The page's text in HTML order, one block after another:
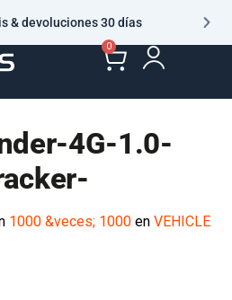
& devoluciones 30 días
0
4G-1.0-
1000 &veces; 1000 en VEHICLE